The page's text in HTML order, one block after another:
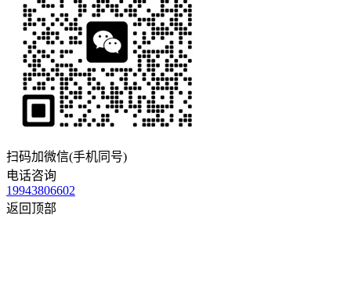
扫码加微信(手机同号)
电话咨询
19943806602
返回顶部